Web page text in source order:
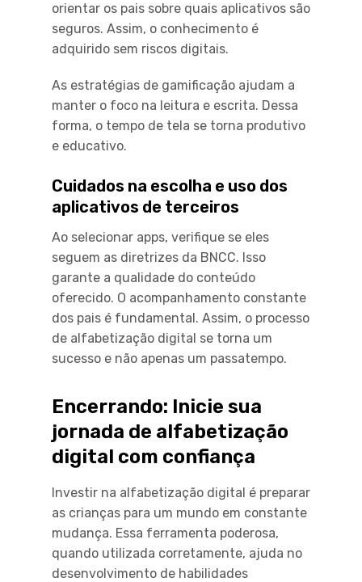
orientar os pais sobre quais aplicativos são
seguros. Assim, o conhecimento é
adquirido sem riscos digitais.
As estratégias de gamificação ajudam a
manter o foco na leitura e escrita. Dessa
forma, o tempo de tela se torna produtivo
e educativo.
Cuidados na escolha e uso dos
aplicativos de terceiros
Ao selecionar apps, verifique se eles
seguem as diretrizes da BNCC. Isso
garante a qualidade do conteúdo
oferecido. O acompanhamento constante
dos pais é fundamental. Assim, o processo
de alfabetização digital se torna um
sucesso e não apenas um passatempo.
Encerrando: Inicie sua
jornada de alfabetização
digital com confiança
Investir na alfabetização digital é preparar
as crianças para um mundo em constante
mudança. Essa ferramenta poderosa,
quando utilizada corretamente, ajuda no
desenvolvimento de habilidades